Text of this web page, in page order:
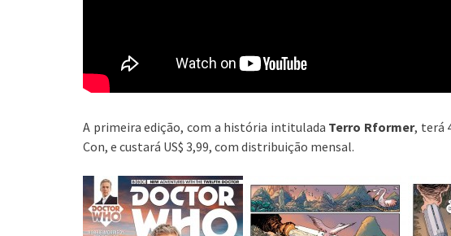
A primeira edição, com a história intitulada Terro Rformer, terá
Con, e custará US$ 3,99, com distribuição mensal.